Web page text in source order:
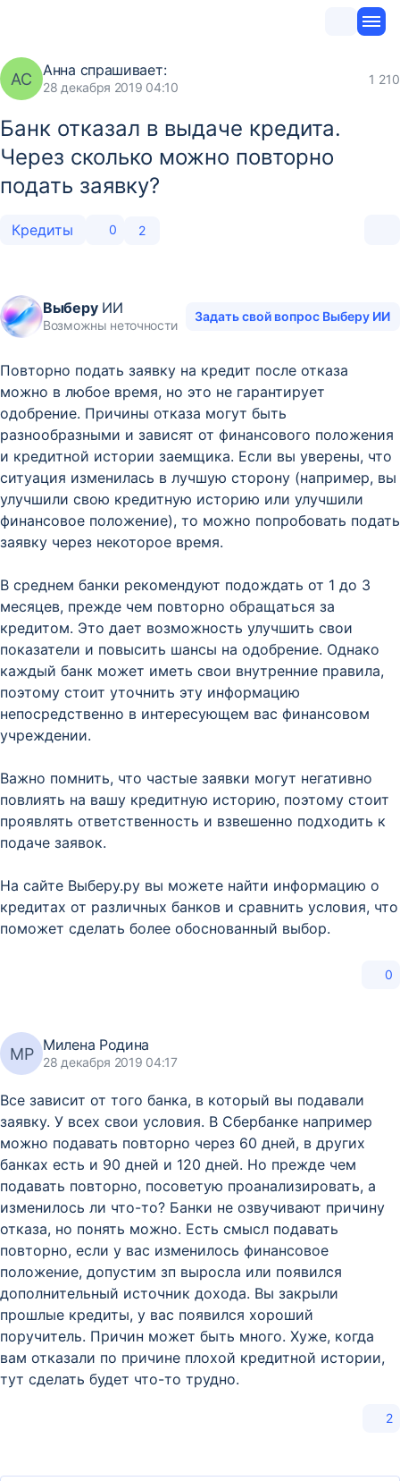
АС Анна спрашивает:
28 декабря 2019 04:10
1 210
Банк отказал в выдаче кредита.
Через сколько можно повторно
подать заявку?
Кредиты 0 2
ВыберуИИ
Возможны неточности
Задать свой вопрос Выберу ИИ
Повторно подать заявку на кредит после отказа
можно в любое время, но это не гарантирует
одобрение. Причины отказа могут быть
разнообразными и зависят от финансового положения
и кредитной истории заемщика. Если вы уверены, что
ситуация изменилась в лучшую сторону (например, вы
улучшили свою кредитную историю или улучшили
финансовое положение), то можно попробовать подать
заявку через некоторое время.
В среднем банки рекомендуют подождать от 1 до 3
месяцев, прежде чем повторно обращаться за
кредитом. Это дает возможность улучшить свои
показатели и повысить шансы на одобрение. Однако
каждый банк может иметь свои внутренние правила,
поэтому стоит уточнить эту информацию
непосредственно в интересующем вас финансовом
учреждении.
Важно помнить, что частые заявки могут негативно
повлиять на вашу кредитную историю, поэтому стоит
проявлять ответственность и взвешенно подходить к
подаче заявок.
На сайте Выберу.ру вы можете найти информацию о
кредитах от различных банков и сравнить условия, что
поможет сделать более обоснованный выбор.
0
МР Милена Родина
28 декабря 2019 04:17
Все зависит от того банка, в который вы подавали
заявку. У всех свои условия. В Сбербанке например
можно подавать повторно через 60 дней, в других
банках есть и 90 дней и 120 дней. Но прежде чем
подавать повторно, посоветую проанализировать, а
изменилось ли что-то? Банки не озвучивают причину
отказа, но понять можно. Есть смысл подавать
повторно, если у вас изменилось финансовое
положение, допустим зп выросла или появился
дополнительный источник дохода. Вы закрыли
прошлые кредиты, у вас появился хороший
поручитель. Причин может быть много. Хуже, когда
вам отказали по причине плохой кредитной истории,
тут сделать будет что-то трудно.
2